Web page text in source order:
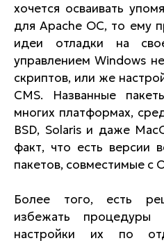
хочется осваивать
для Apache ОС, то ему
идеи отладки на
управлением Windows
скриптов, или же
CMS. Названные
многих платформах,
BSD, Solaris и даже
факт, что есть версии
пакетов, совместимые с
Более того, есть
избежать процедуры
настройки их по